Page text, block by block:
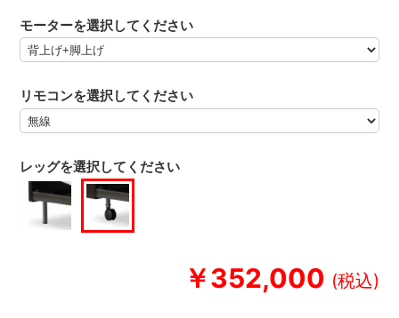
￥352,000
モーターを選択してください
リモコンを選択してください
レッグを選択してください